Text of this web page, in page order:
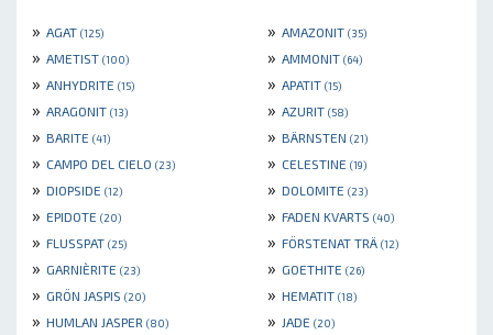
» AGAT (125) » AMAZONIT (35)
» AMETIST (100) » AMMONIT (64)
» ANHYDRITE (15) » APATIT (15)
» ARAGONIT (13) » AZURIT (58)
» BARITE (41) » BÄRNSTEN (21)
» CAMPO DEL CIELO (23) » CELESTINE (19)
» DIOPSIDE (12) » DOLOMITE (23)
» EPIDOTE (20) » FADEN KVARTS (40)
» FLUSSPAT (25) » FÖRSTENAT TRÄ (12)
» GARNIÈRITE (23) » GOETHITE (26)
» GRÖN JASPIS (20) » HEMATIT (18)
» HUMLAN JASPER (80) » JADE (20)